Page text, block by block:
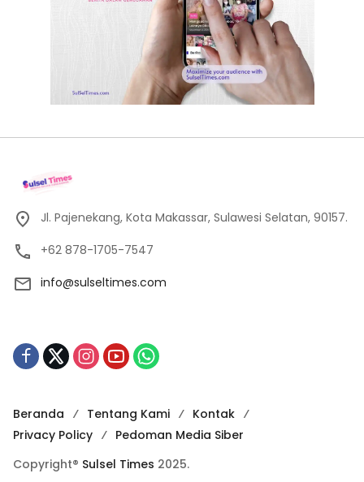
Jl. Pajenekang, Kota Makassar, Sulawesi Selatan, 90157.
+62 878-1705-7547
info@sulseltimes.com
Beranda Tentang Kami
Kontak
Privacy Policy
Pedoman Media Siber
Copyright® Sulsel Times 2025.